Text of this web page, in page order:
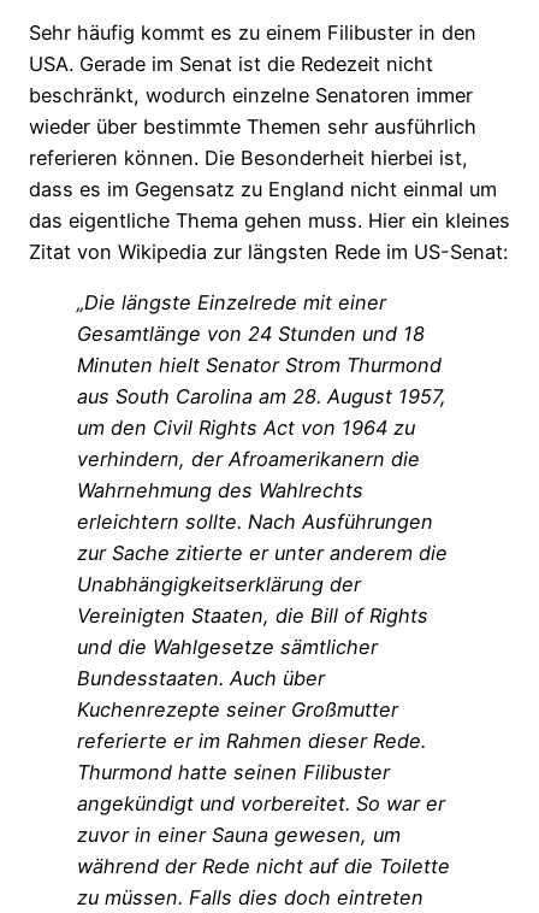
Sehr häufig kommt es zu einem Filibuster in den
USA. Gerade im Senat ist die Redezeit nicht
beschränkt, wodurch einzelne Senatoren immer
wieder über bestimmte Themen sehr ausführlich
referieren können. Die Besonderheit hierbei ist,
dass es im Gegensatz zu England nicht einmal um
das eigentliche Thema gehen muss. Hier ein kleines
Zitat von Wikipedia zur längsten Rede im US-Senat:
„Die längste Einzelrede mit einer
Gesamtlänge von 24 Stunden und 18
Minuten hielt Senator Strom Thurmond
aus South Carolina am 28. August 1957,
um den Civil Rights Act von 1964 zu
verhindern, der Afroamerikanern die
Wahrnehmung des Wahlrechts
erleichtern sollte. Nach Ausführungen
zur Sache zitierte er unter anderem die
Unabhängigkeitserklärung der
Vereinigten Staaten, die Bill of Rights
und die Wahlgesetze sämtlicher
Bundesstaaten. Auch über
Kuchenrezepte seiner Großmutter
referierte er im Rahmen dieser Rede.
Thurmond hatte seinen Filibuster
angekündigt und vorbereitet. So war er
zuvor in einer Sauna gewesen, um
während der Rede nicht auf die Toilette
zu müssen. Falls dies doch eintreten